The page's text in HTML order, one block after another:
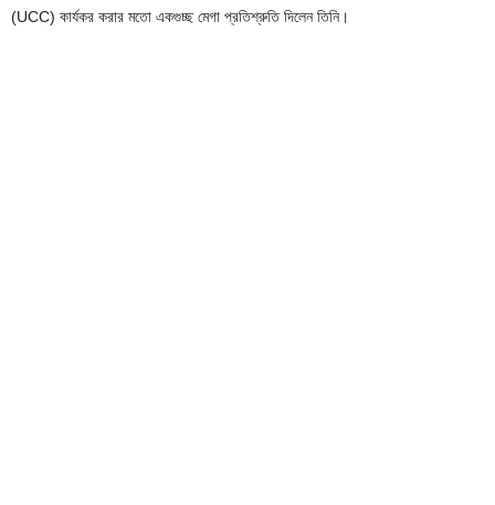
(UCC) কার্যকর করার মতো একগুচ্ছ মেগা প্রতিশ্রুতি দিলেন তিনি।